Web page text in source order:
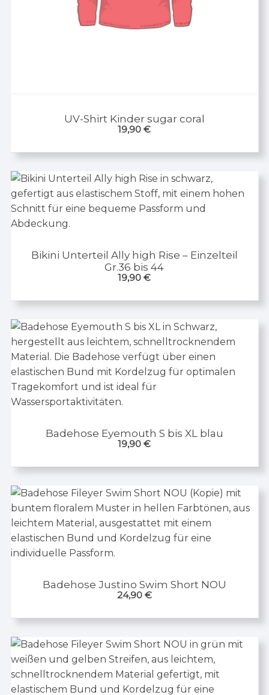
UV-Shirt Kinder sugar coral
19,90€
Bikini Unterteil Ally high Rise – Einzelteil
Gr.36 bis 44
19,90€
Badehose Eyemouth S bis XL blau
19,90€
Badehose Justino Swim Short NOU
24,90 €